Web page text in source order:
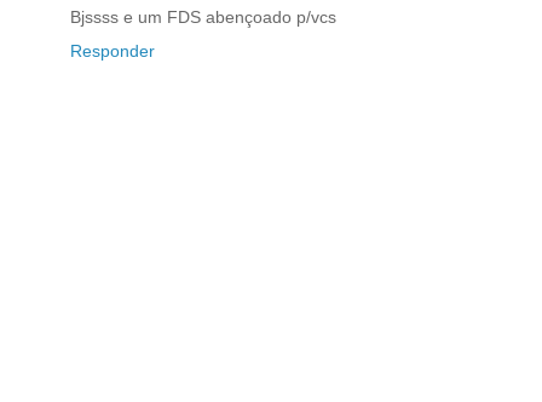
Bjssss e um FDS abençoado p/vcs
Responder